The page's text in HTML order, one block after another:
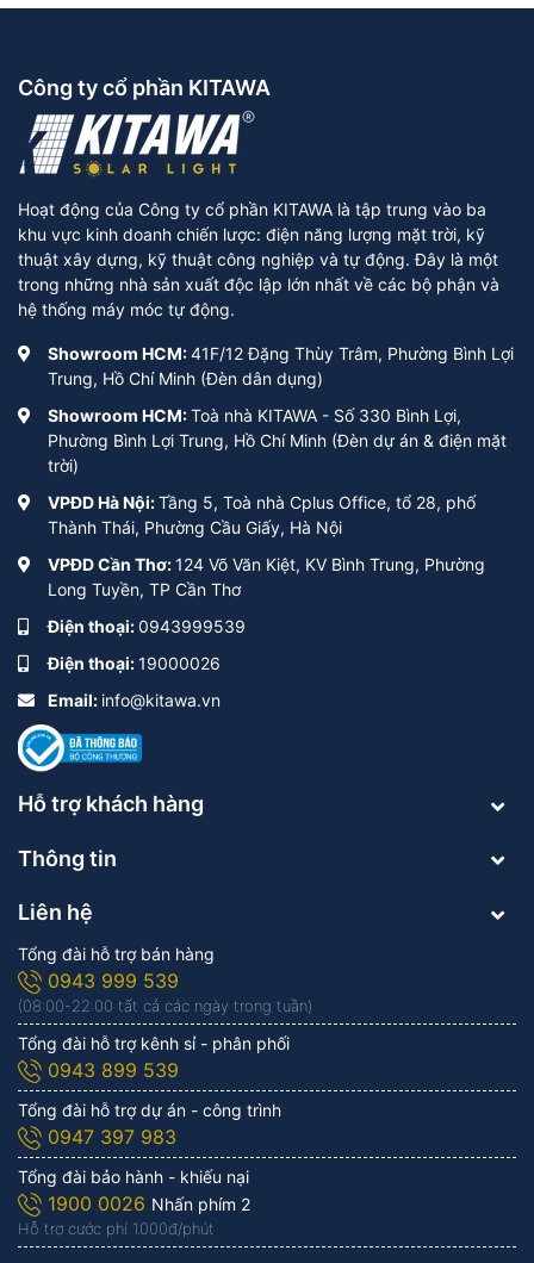
Công ty cổ phần KITAWA
Hoạt động của Công ty cổ phần KITAWA là tập trung vào ba
khu vực kinh doanh chiến lược: điện năng lượng mặt trời, kỹ
thuật xây dựng, kỹ thuật công nghiệp và tự động. Đây là một
trong những nhà sản xuất độc lập lớn nhất về các bộ phận và
hệ thống máy móc tự động.
Showroom HCM:41F/12 Đặng Thùy Trâm, Phường Bình Lợi
Trung, Hồ Chí Minh (Đèn dân dụng)
Showroom HCM:Toà nhà KITAWA - Số 330 Bình Lợi,
Phường Bình Lợi Trung, Hồ Chí Minh (Đèn dự án & điện mặt
trời)
VPĐD Hà Nội:Tầng 5, Toà nhà Cplus Office, tổ 28, phố
Thành Thái, Phường Cầu Giấy, Hà Nội
VPĐD Cần Thơ:124 Võ Văn Kiệt, KV Bình Trung, Phường
Long Tuyền, TP Cần Thơ
Điện thoại:0943999539
Điện thoại:19000026
Email: info@kitawa.vn
Hỗ trợ khách hàng
Thông tin
Liên hệ
Tổng đài hỗ trợ bán hàng
0943 999 539
(08:00-22:00 tất cả các ngày trong tuần)
Tổng đài hỗ trợ kênh sỉ - phân phối
0943 899 539
Tổng đài hỗ trợ dự án - công trình
0947 397 983
Tổng đài bảo hành - khiếu nại
1900 0026 Nhấn phím 2
Hỗ trợ cước phí 1.000đ/phút